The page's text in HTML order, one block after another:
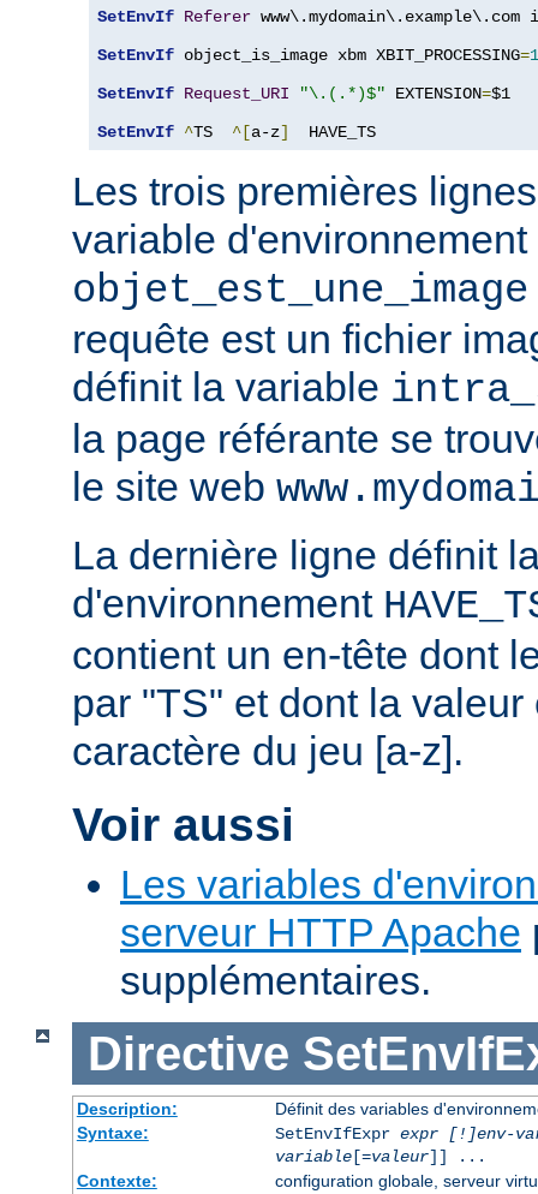
SetEnvIf Referer
SetEnvIf object_is_image xbm XBIT_PROCESSING=1
SetEnvIf Request_URI "\.(.*)$" EXTENSION=$1
SetEnvIf ^TS ^[a-z]
  HAVE_TS
Les trois premières
variable d'environnement
objet_est_une_image
requête est un fichier
définit la variable
la page référante se
le site web
La dernière ligne définit
d'environnement
contient un en-tête dont
par "TS" et dont la
caractère du jeu [a-z].
Voir aussi
Les variables
serveur HTTP Apache
supplémentaires.
Directive
Description:
Définit des variables
Syntaxe:
SetEnvIfExpr expr [!]env-
variable[=valeur]] ...
Contexte:
configuration globale, serveur